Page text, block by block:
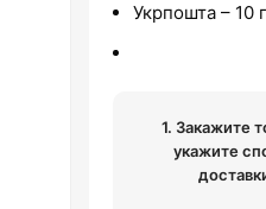
Укрпошта – 10
1. Закажите
укажите